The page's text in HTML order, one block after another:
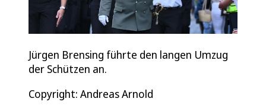
Jürgen Brensing führte den langen Umzug
der Schützen an.
Copyright: Andreas Arnold